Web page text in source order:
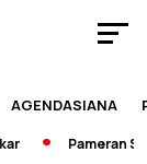
AGENDASIANA
Pameran